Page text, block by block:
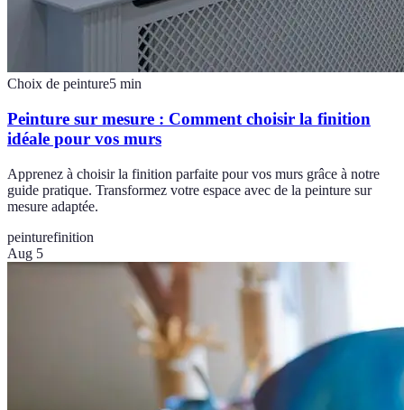
Choix de peinture5 min
Peinture sur mesure : Comment choisir la finition
idéale pour vos murs
Apprenez à choisir la finition parfaite pour vos murs grâce à notre
guide pratique. Transformez votre espace avec de la peinture sur
mesure adaptée.
peinturefinition
Aug 5